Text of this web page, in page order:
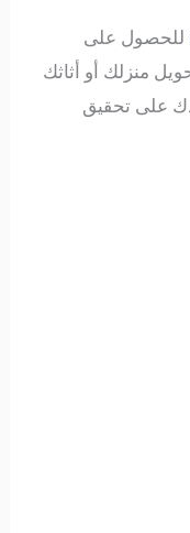
للحصول على
منزلك أو أثاثك
على تحقيق